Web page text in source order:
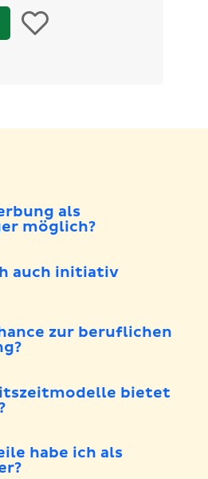
via
In
als
möglich?
auch initiativ
zur beruflichen
bietet
habe ich als